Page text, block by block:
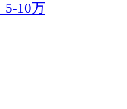
5-10万